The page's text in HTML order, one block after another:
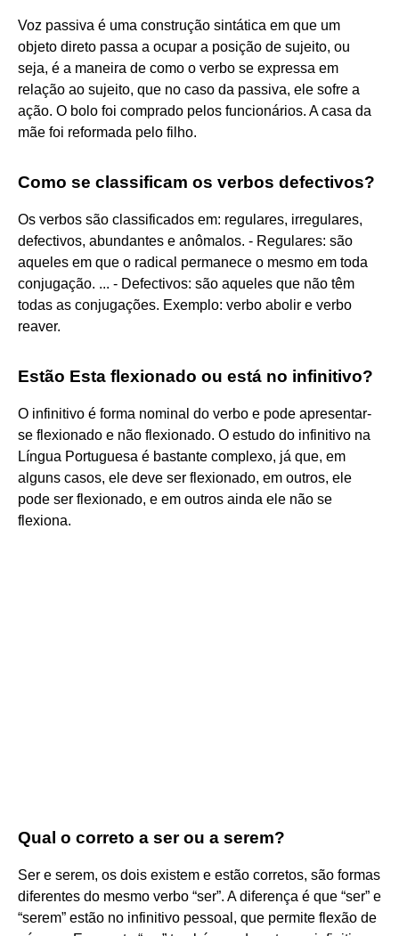
Voz passiva é uma construção sintática em que um
objeto direto passa a ocupar a posição de sujeito, ou
seja, é a maneira de como o verbo se expressa em
relação ao sujeito, que no caso da passiva, ele sofre a
ação. O bolo foi comprado pelos funcionários. A casa da
mãe foi reformada pelo filho.
Como se classificam os verbos defectivos?
Os verbos são classificados em: regulares, irregulares,
defectivos, abundantes e anômalos. - Regulares: são
aqueles em que o radical permanece o mesmo em toda
conjugação. ... - Defectivos: são aqueles que não têm
todas as conjugações. Exemplo: verbo abolir e verbo
reaver.
Estão Esta flexionado ou está no infinitivo?
O infinitivo é forma nominal do verbo e pode apresentar-
se flexionado e não flexionado. O estudo do infinitivo na
Língua Portuguesa é bastante complexo, já que, em
alguns casos, ele deve ser flexionado, em outros, ele
pode ser flexionado, e em outros ainda ele não se
flexiona.
Qual o correto a ser ou a serem?
Ser e serem, os dois existem e estão corretos, são formas
diferentes do mesmo verbo “ser”. A diferença é que “ser” e
“serem” estão no infinitivo pessoal, que permite flexão de